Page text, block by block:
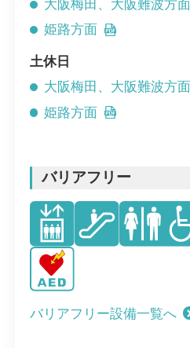
大阪梅田、大阪難波方面
姫路方面
土休日
大阪梅田、大阪難波方面
姫路方面
バリアフリー
バリアフリー設備一覧へ